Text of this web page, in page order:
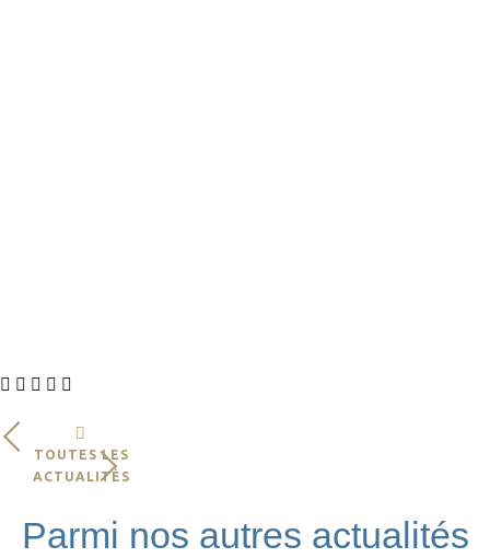
TOUTES LES
ACTUALITÉS
Parmi nos autres actualités